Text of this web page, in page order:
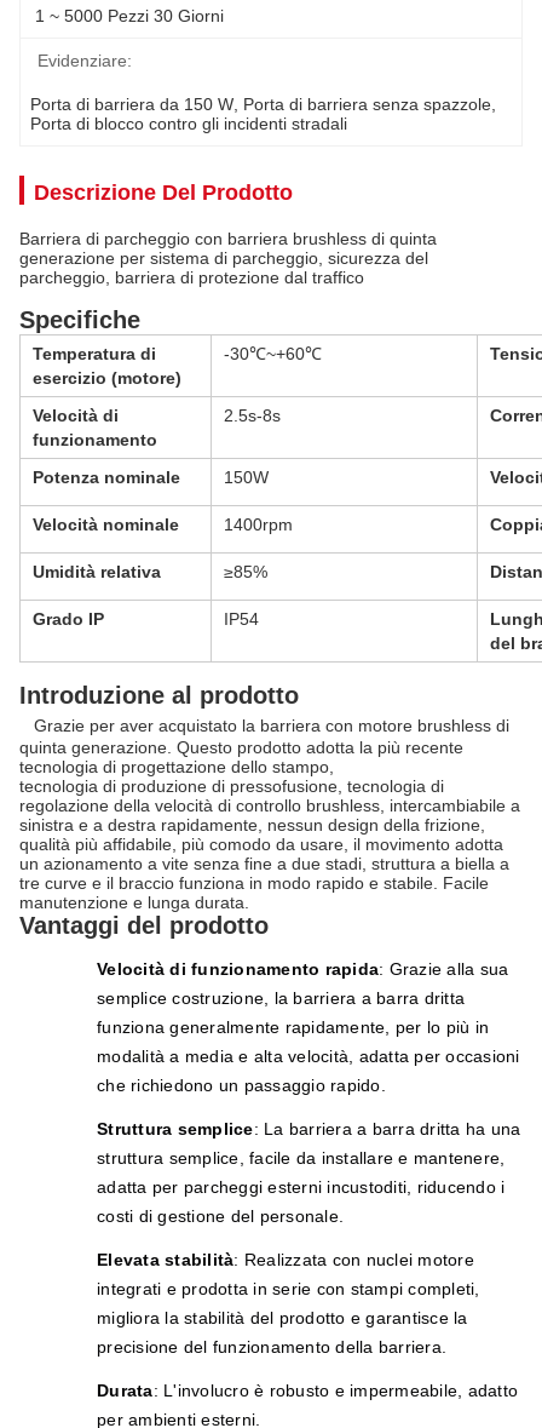
1 ~ 5000 Pezzi 30 Giorni
Evidenziare:
Porta di barriera da 150 W Porta di barriera senza spazzole
Porta di blocco contro gli incidenti stradali
Descrizione Del Prodotto
Barriera di parcheggio con barriera brushless di quinta
generazione per sistema di parcheggio, sicurezza del
parcheggio, barriera di protezione dal traffico
Specifiche
Temperatura di
esercizio (motore)
-30℃~+60℃
Velocità di
funzionamento
2.5s-8s
Potenza nominale 150W
Velocità nominale 1400rpm
Umidità relativa ≥85%
Grado IP IP54
del
Introduzione al prodotto
Grazie per aver acquistato la barriera con motore brushless di
quinta generazione. Questo prodotto adotta la più recente
tecnologia di progettazione dello stampo,
tecnologia di produzione di pressofusione, tecnologia di
regolazione della velocità di controllo brushless, intercambiabile a
sinistra e a destra rapidamente, nessun design della frizione,
qualità più affidabile, più comodo da usare, il movimento adotta
un azionamento a vite senza fine a due stadi, struttura a biella a
tre curve e il braccio funziona in modo rapido e stabile. Facile
manutenzione e lunga durata.
Vantaggi del prodotto
Velocità di funzionamento rapida: Grazie alla sua
semplice costruzione, la barriera a barra dritta
funziona generalmente rapidamente, per lo più in
modalità a media e alta velocità, adatta per occasioni
che richiedono un passaggio rapido.
Struttura semplice: La barriera a barra dritta ha una
struttura semplice, facile da installare e mantenere,
adatta per parcheggi esterni incustoditi, riducendo i
costi di gestione del personale.
Elevata stabilità: Realizzata con nuclei motore
integrati e prodotta in serie con stampi completi,
migliora la stabilità del prodotto e garantisce la
precisione del funzionamento della barriera.
Durata: L'involucro è robusto e impermeabile, adatto
per ambienti esterni.